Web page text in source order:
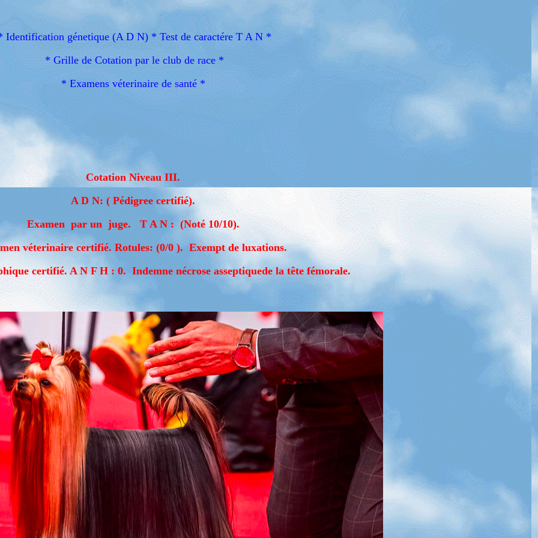
Identification génetique (A D N) * Test de caractére T A N *
* Grille de Cotation par le club de race *
* Examens véterinaire de santé *
Cotation Niveau III.
A D N: ( Pédigree certifié).
Examen par un juge. T A N : (Noté 10/10).
véterinaire certifié. Rotules: (0/0 ). Exempt de luxations.
certifié. A N F H : 0. Indemne nécrose asseptiquede la tête fémorale.